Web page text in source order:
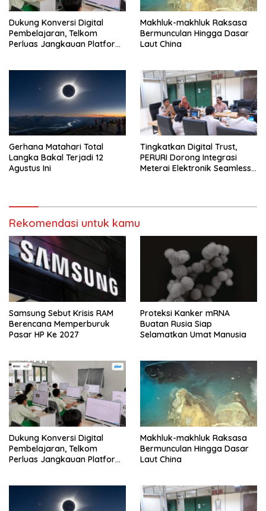
Dukung Konversi Digital
Pembelajaran, Telkom
Perluas Jangkauan Platform
Makhluk-makhluk Raksasa
Bermunculan Hingga Dasar
Laut China
Gerhana Matahari Total
Langka Bakal Terjadi 12
Agustus Ini
Tingkatkan Digital Trust,
PERURI Dorong Integrasi
Meterai Elektronik Seamless
Rekomendasi untuk kamu
Samsung Sebut Krisis RAM
Berencana Memperburuk
Pasar HP Ke 2027
Proteksi Kanker mRNA
Buatan Rusia Siap
Selamatkan Umat Manusia
Dukung Konversi Digital
Pembelajaran, Telkom
Perluas Jangkauan Platform
Makhluk-makhluk Raksasa
Bermunculan Hingga Dasar
Laut China